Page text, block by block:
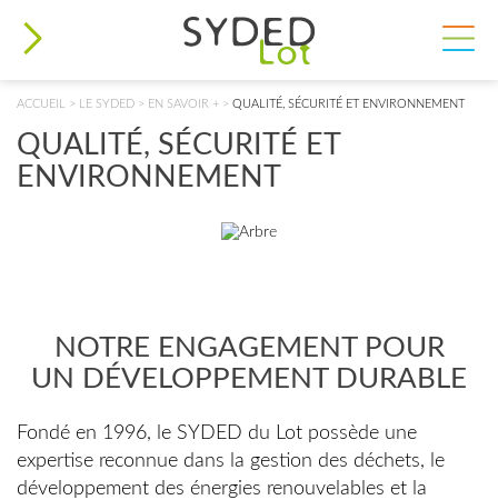
VOUS ÊTES ICI
ACCUEIL > LE SYDED > EN SAVOIR + > QUALITÉ, SÉCURITÉ ET ENVIRONNEMENT
QUALITÉ, SÉCURITÉ ET
ENVIRONNEMENT
NOTRE ENGAGEMENT POUR
UN DÉVELOPPEMENT DURABLE
Fondé en 1996, le SYDED du Lot possède une
expertise reconnue dans la gestion des déchets, le
développement des énergies renouvelables et la